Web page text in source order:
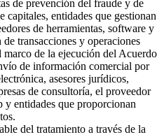
de prevención del fraude y de
capitales, entidades que gestionan
de herramientas, software y
transacciones y operaciones
marco de la ejecución del Acuerdo
de información comercial por
asesores jurídicos,
de consultoría, el proveedor
entidades que proporcionan
del tratamiento a través de la